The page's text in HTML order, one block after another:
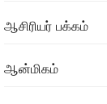
ஆசிரியர் பக்கம்
ஆன்மிகம்